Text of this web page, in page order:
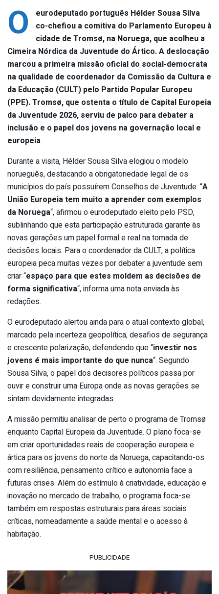
O
eurodeputado português Hélder Sousa Silva
co-chefiou a comitiva do Parlamento Europeu à
cidade de Tromsø, na Noruega, que acolheu a
Cimeira Nórdica da Juventude do Ártico. A deslocação
marcou a primeira missão oficial do social-democrata
na qualidade de coordenador da Comissão da Cultura e
da Educação (CULT) pelo Partido Popular Europeu
(PPE). Tromsø, que ostenta o título de Capital Europeia
da Juventude 2026, serviu de palco para debater a
inclusão e o papel dos jovens na governação local e
europeia.
Durante a visita, Hélder Sousa Silva elogiou o modelo
norueguês, destacando a obrigatoriedade legal de os
municípios do país possuírem Conselhos de Juventude. “A
União Europeia tem muito a aprender com exemplos
da Noruega“, afirmou o eurodeputado eleito pelo PSD,
sublinhando que esta participação estruturada garante às
novas gerações um papel formal e real na tomada de
decisões locais. Para o coordenador da CULT, a política
europeia peca muitas vezes por debater a juventude sem
criar “espaço para que estes moldem as decisões de
forma significativa“, informa uma nota enviada às
redações.
O eurodeputado alertou ainda para o atual contexto global,
marcado pela incerteza geopolítica, desafios de segurança
e crescente polarização, defendendo que “investir nos
jovens é mais importante do que nunca“. Segundo
Sousa Silva, o papel dos decisores políticos passa por
ouvir e construir uma Europa onde as novas gerações se
sintam devidamente integradas.
A missão permitiu analisar de perto o programa de Tromsø
enquanto Capital Europeia da Juventude. O plano foca-se
em criar oportunidades reais de cooperação europeia e
ártica para os jovens do norte da Noruega, capacitando-os
com resiliência, pensamento crítico e autonomia face a
futuras crises. Além do estímulo à criatividade, educação e
inovação no mercado de trabalho, o programa foca-se
também em respostas estruturais para áreas sociais
críticas, nomeadamente a saúde mental e o acesso à
habitação.
PUBLICIDADE